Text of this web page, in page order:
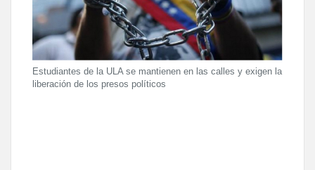
Estudiantes de la ULA se mantienen en las calles y exigen la
liberación de los presos políticos